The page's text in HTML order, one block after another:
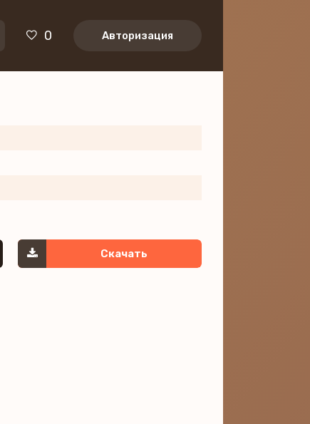
0 Авторизация
Скачать